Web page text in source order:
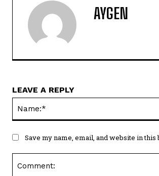
AYGEN
LEAVE A REPLY
Save my name, email, and website in